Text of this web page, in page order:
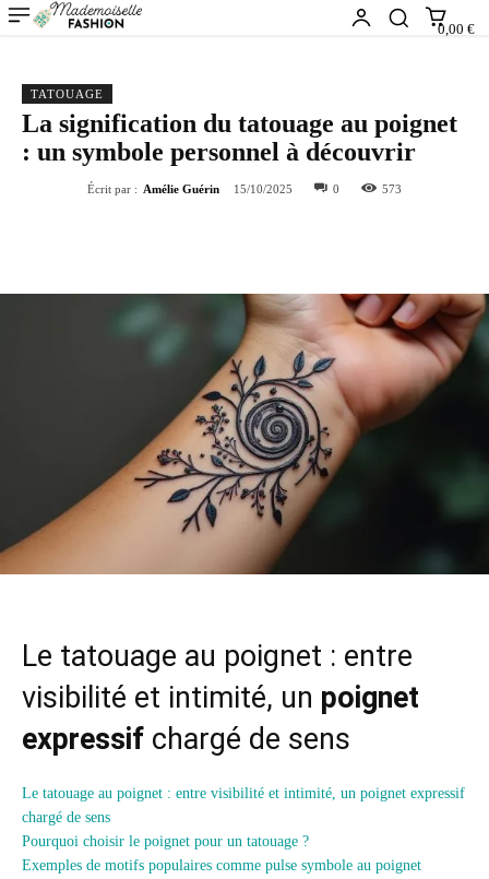
0,00 €
TATOUAGE
La signification du tatouage au poignet
: un symbole personnel à découvrir
Écrit par : Amélie Guérin 15/10/2025 0 573
Le tatouage au poignet : entre
visibilité et intimité, un poignet
expressif chargé de sens
Le tatouage au poignet : entre visibilité et intimité, un poignet expressif
chargé de sens
Pourquoi choisir le poignet pour un tatouage ?
Exemples de motifs populaires comme pulse symbole au poignet